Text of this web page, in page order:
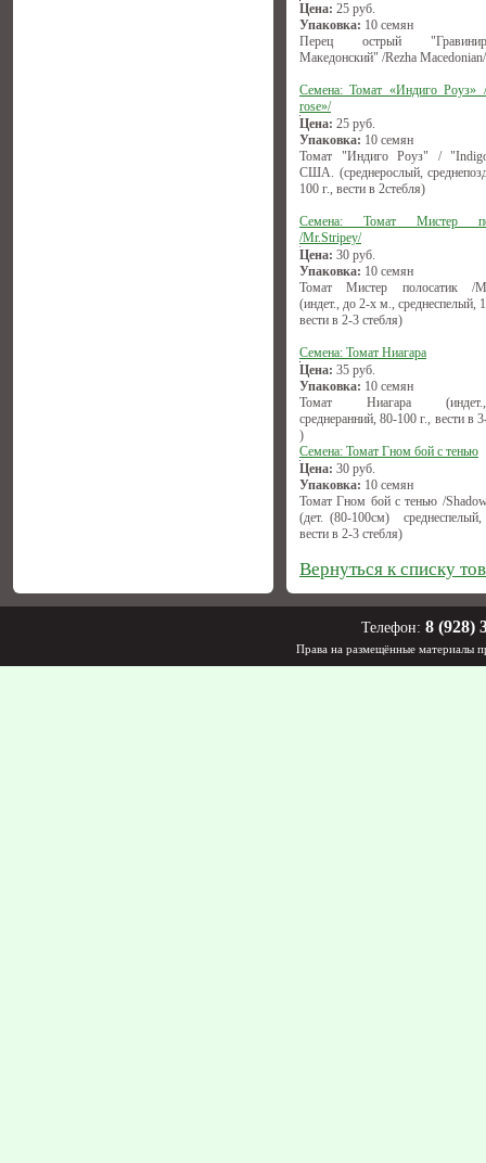
Цена: 25 руб.
Упаковка: 10 семян
Перец острый
Македонский" /Rezha Macedonian/
Семена: Томат «Индиго Роуз»
rose»/
Цена: 25 руб.
Упаковка: 10 семян
Томат "Индиго Роуз" /
США. (среднерослый,
100 г., вести в 2стебля)
Семена: Томат Мистер
/Mr.Stripey/
Цена: 30 руб.
Упаковка: 10 семян
Томат Мистер полосатик /
(индет., до 2-х м., среднеспелый,
вести в 2-3 стебля)
Семена: Томат Ниагара
Цена: 35 руб.
Упаковка: 10 семян
Томат Ниагара
среднеранний, 80-100 г., вести в
)
Семена: Томат Гном бой с тенью
Цена: 30 руб.
Упаковка: 10 семян
Томат Гном бой с тенью /
(дет. (80-100см)
вести в 2-3 стебля)
Вернуться к списку
Телефон: 8 (928)
Права на размещённые материалы